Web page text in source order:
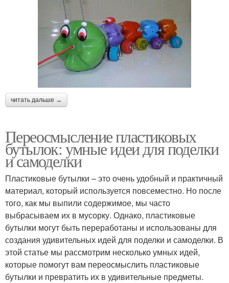
читать дальше →
Переосмысление пластиковых
бутылок: умные идеи для поделки
и самоделки
Пластиковые бутылки – это очень удобный и практичный
материал, который используется повсеместно. Но после
того, как мы выпили содержимое, мы часто
выбрасываем их в мусорку. Однако, пластиковые
бутылки могут быть переработаны и использованы для
создания удивительных идей для поделки и самоделки. В
этой статье мы рассмотрим несколько умных идей,
которые помогут вам переосмыслить пластиковые
бутылки и превратить их в удивительные предметы.